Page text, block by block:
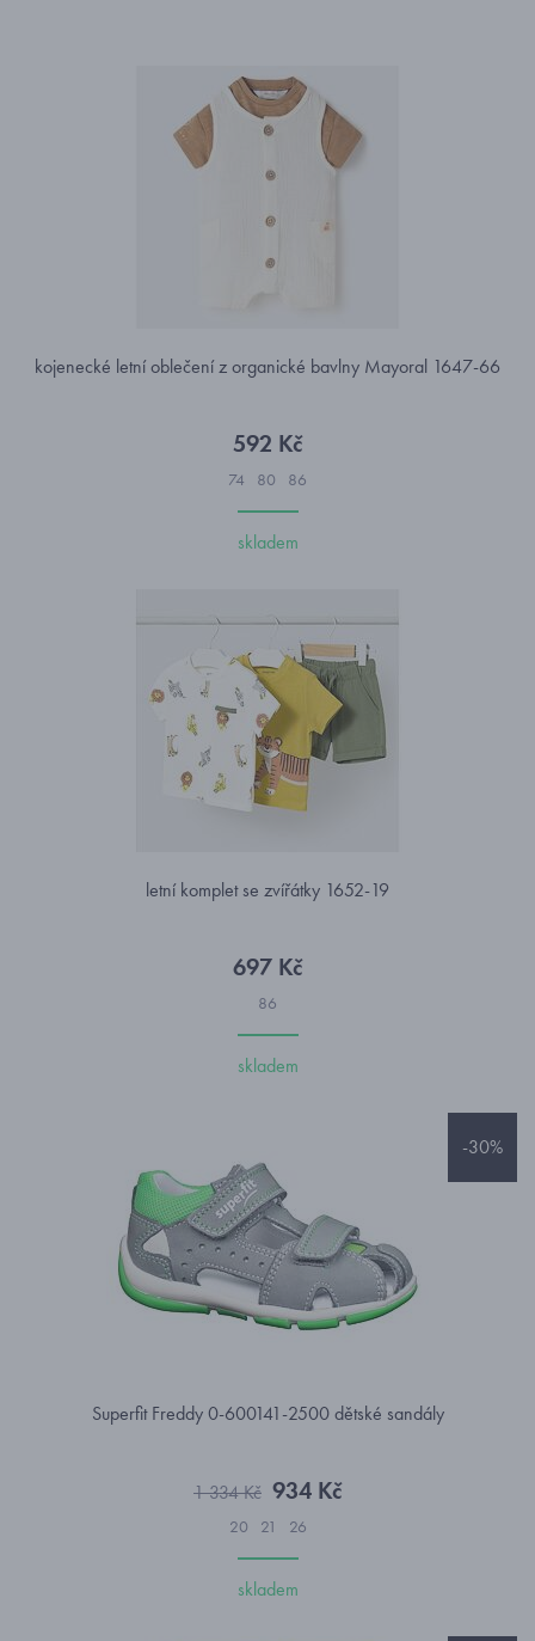
kojenecké letní oblečení z organické bavlny Mayoral 1647-66
592 Kč
74 80 86
skladem
letní komplet se zvířátky 1652-19
697 Kč
86
skladem
-30%
Superfit Freddy 0-600141-2500 dětské sandály
1 334 Kč 934 Kč
20 21 26
skladem